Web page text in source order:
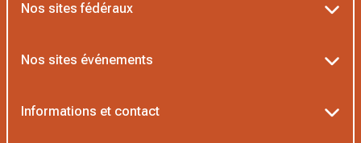
Nos sites fédéraux
Nos sites événements
Informations et contact